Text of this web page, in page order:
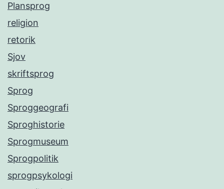
Plansprog
religion
retorik
Sjov
skriftsprog
Sprog
Sproggeografi
Sproghistorie
Sprogmuseum
Sprogpolitik
sprogpsykologi